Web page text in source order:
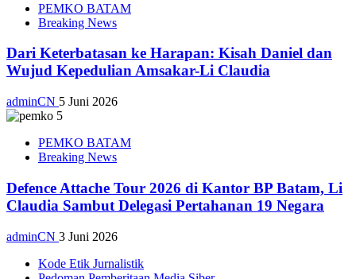
PEMKO BATAM
Breaking News
Dari Keterbatasan ke Harapan: Kisah Daniel dan
Wujud Kepedulian Amsakar-Li Claudia
adminCN 5 Juni 2026
PEMKO BATAM
Breaking News
Defence Attache Tour 2026 di Kantor BP Batam, Li
Claudia Sambut Delegasi Pertahanan 19 Negara
adminCN 3 Juni 2026
Kode Etik Jurnalistik